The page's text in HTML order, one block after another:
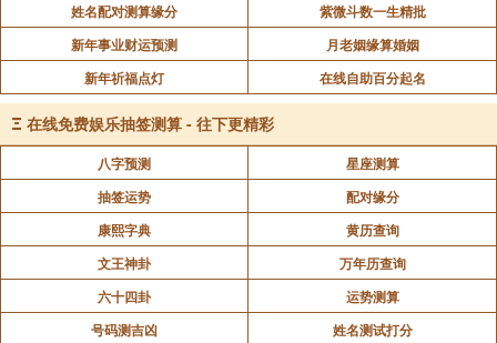
姓名配对测算缘分
紫微斗数一生精批
新年事业财运预测
月老姻缘算婚姻
新年祈福点灯
在线自助百分起名
Ξ 在线免费娱乐抽签测算 - 往下更精彩
八字预测
星座测算
抽签运势
配对缘分
康熙字典
黄历查询
文王神卦
万年历查询
六十四卦
运势测算
号码测吉凶
姓名测试打分